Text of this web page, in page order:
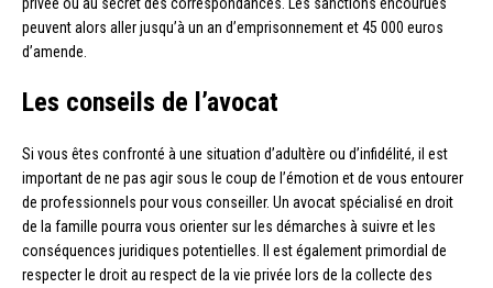
peuvent alors aller jusqu’à un an d’emprisonnement et 45 000 euros
d’amende.
Les conseils de l’avocat
Si vous êtes confronté à une situation d’adultère ou d’infidélité, il est
important de ne pas agir sous le coup de l’émotion et de vous entourer
de professionnels pour vous conseiller. Un avocat spécialisé en droit
de la famille pourra vous orienter sur les démarches à suivre et les
conséquences juridiques potentielles. Il est également primordial de
respecter le droit au respect de la vie privée lors de la collecte des